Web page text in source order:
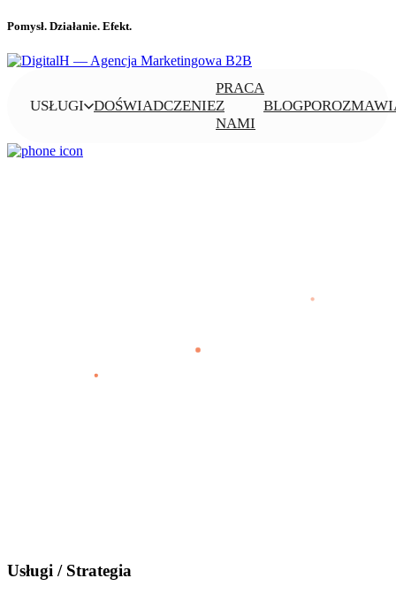
Pomysł. Działanie. Efekt.
USŁUGI DOŚWIADCZENIE
PRACA
Z
NAMI
BLOG
Usługi / Strategia